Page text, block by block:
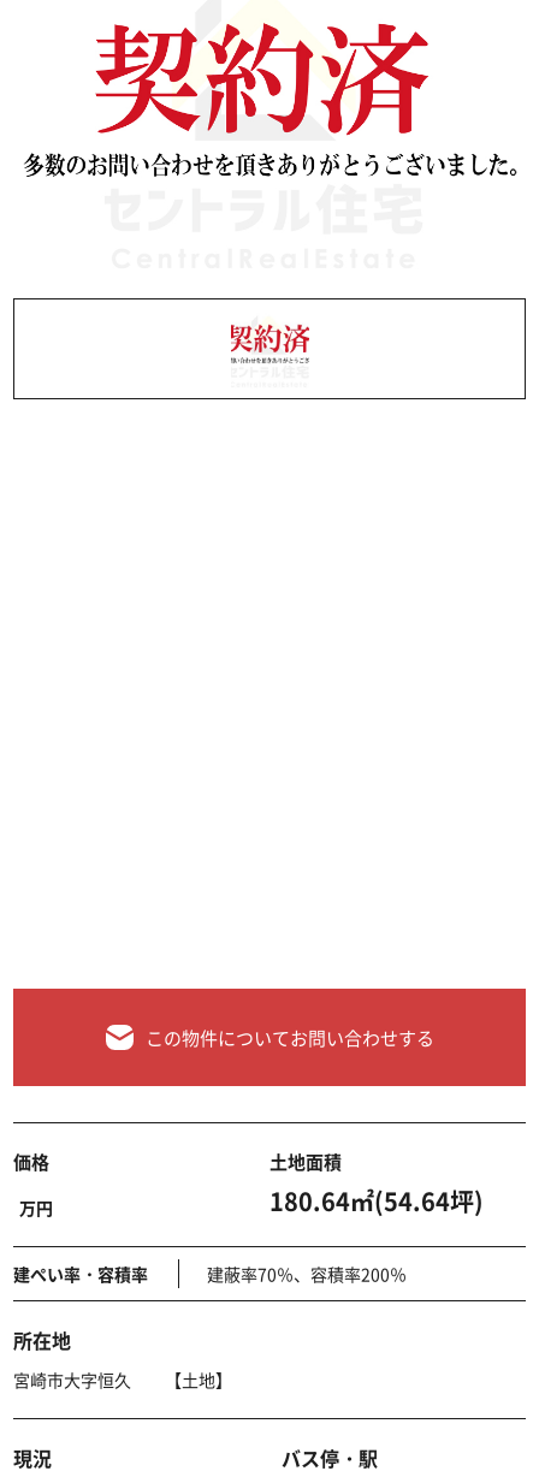
この物件についてお問い合わせする
価格
万円
土地面積
180.64㎡(54.64坪)
建ぺい率・容積率 建蔽率70％、容積率200％
所在地
宮崎市大字恒久 【土地】
現況 バス停・駅